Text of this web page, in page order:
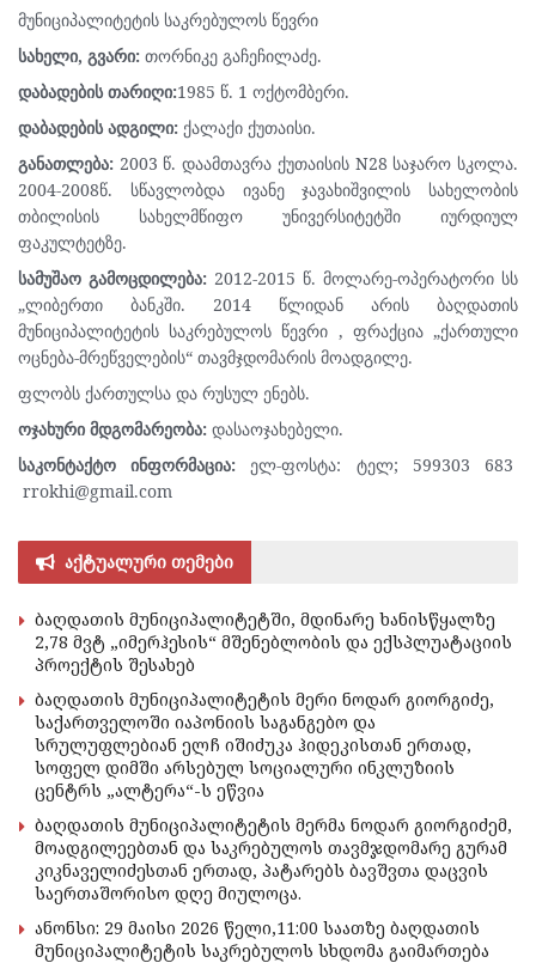
მუნიციპალიტეტის საკრებულოს წევრი
სახელი, გვარი: თორნიკე გაჩეჩილაძე.
დაბადების თარიღი:1985 წ. 1 ოქტომბერი.
დაბადების ადგილი: ქალაქი ქუთაისი.
განათლება: 2003 წ. დაამთავრა ქუთაისის N28 საჯარო სკოლა.
2004-2008წ. სწავლობდა ივანე ჯავახიშვილის სახელობის
თბილისის სახელმწიფო უნივერსიტეტში იურდიულ
ფაკულტეტზე.
სამუშაო გამოცდილება: 2012-2015 წ. მოლარე-ოპერატორი სს
„ლიბერთი ბანკში. 2014 წლიდან არის ბაღდათის
მუნიციპალიტეტის საკრებულოს წევრი , ფრაქცია „ქართული
ოცნება-მრეწველების“ თავმჯდომარის მოადგილე.
ფლობს ქართულსა და რუსულ ენებს.
ოჯახური მდგომარეობა: დასაოჯახებელი.
საკონტაქტო ინფორმაცია: ელ-ფოსტა: ტელ; 599303 683
rrokhi@gmail.com
აქტუალური თემები
ბაღდათის მუნიციპალიტეტში, მდინარე ხანისწყალზე
2,78 მვტ „იმერჰესის“ მშენებლობის და ექსპლუატაციის
პროექტის შესახებ
ბაღდათის მუნიციპალიტეტის მერი ნოდარ გიორგიძე,
საქართველოში იაპონიის საგანგებო და
სრულუფლებიან ელჩ იშიძუკა ჰიდეკისთან ერთად,
სოფელ დიმში არსებულ სოციალური ინკლუზიის
ცენტრს „ალტერა“-ს ეწვია
ბაღდათის მუნიციპალიტეტის მერმა ნოდარ გიორგიძემ,
მოადგილეებთან და საკრებულოს თავმჯდომარე გურამ
კიკნაველიძესთან ერთად, პატარებს ბავშვთა დაცვის
საერთაშორისო დღე მიულოცა.
ანონსი: 29 მაისი 2026 წელი,11:00 საათზე ბაღდათის
მუნიციპალიტეტის საკრებულოს სხდომა გაიმართება